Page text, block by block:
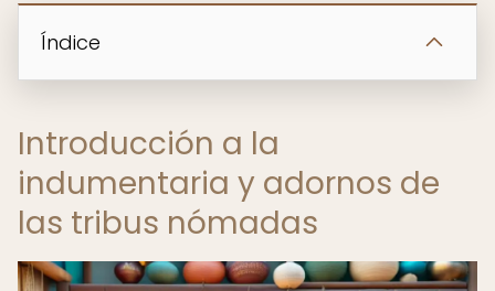
Índice
Introducción a la
indumentaria y adornos de
las tribus nómadas